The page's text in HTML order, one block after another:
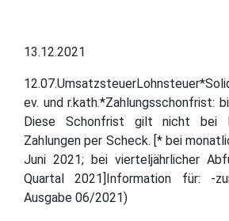
13.12.2021
ev. und r.kath.*Zahlungsschonfrist:
Diese Schonfrist gilt nicht bei
Zahlungen per Scheck. [* bei
Juni 2021; bei vierteljährlicher
Quartal 2021]Information für: -
Ausgabe 06/2021)